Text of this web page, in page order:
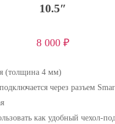
10.5″
8 000 ₽
(толщина 4 мм)
через разъем
как удобный чехол-